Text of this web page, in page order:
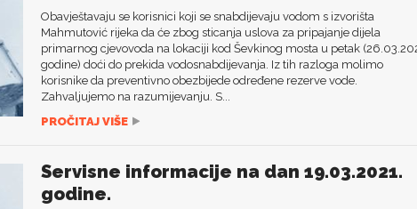
Obavještavaju se korisnici koji se snabdijevaju vodom s izvorišta
Mahmutović rijeka da će zbog sticanja uslova za pripajanje dijela
primarnog cjevovoda na lokaciji kod Ševkinog mosta u petak
godine) doći do prekida vodosnabdijevanja. Iz tih razloga molimo
korisnike da preventivno obezbijede određene rezerve vode.
Zahvaljujemo na razumijevanju. S...
PROČITAJ VIŠE
Servisne informacije na dan 19.03.2021.
godine.